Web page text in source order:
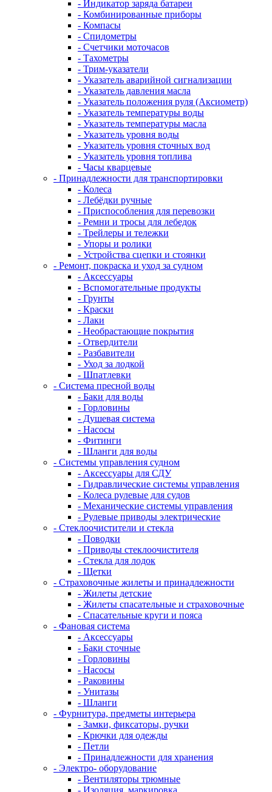
- Индикатор заряда батареи
- Комбинированные приборы
- Компасы
- Спидометры
- Счетчики моточасов
- Тахометры
- Трим-указатели
- Указатель аварийной сигнализации
- Указатель давления масла
- Указатель положения руля (Аксиометр)
- Указатель температуры воды
- Указатель температуры масла
- Указатель уровня воды
- Указатель уровня сточных вод
- Указатель уровня топлива
- Часы кварцевые
- Принадлежности для транспортировки
- Колеса
- Лебёдки ручные
- Приспособления для перевозки
- Ремни и тросы для лебедок
- Трейлеры и тележки
- Упоры и ролики
- Устройства сцепки и стоянки
- Ремонт, покраска и уход за судном
- Аксессуары
- Вспомогательные продукты
- Грунты
- Краски
- Лаки
- Необрастающие покрытия
- Отвердители
- Разбавители
- Уход за лодкой
- Шпатлевки
- Система пресной воды
- Баки для воды
- Горловины
- Душевая система
- Насосы
- Фитинги
- Шланги для воды
- Системы управления судном
- Аксессуары для СДУ
- Гидравлические системы управления
- Колеса рулевые для судов
- Механические системы управления
- Рулевые приводы электрические
- Стеклоочистители и стекла
- Поводки
- Приводы стеклоочистителя
- Стекла для лодок
- Щетки
- Страховочные жилеты и принадлежности
- Жилеты детские
- Жилеты спасательные и страховочные
- Спасательные круги и пояса
- Фановая система
- Аксессуары
- Баки сточные
- Горловины
- Насосы
- Раковины
- Унитазы
- Шланги
- Фурнитура, предметы интерьера
- Замки, фиксаторы, ручки
- Крючки для одежды
- Петли
- Принадлежности для хранения
- Электро- оборудование
- Вентиляторы трюмные
- Изоляция, маркировка